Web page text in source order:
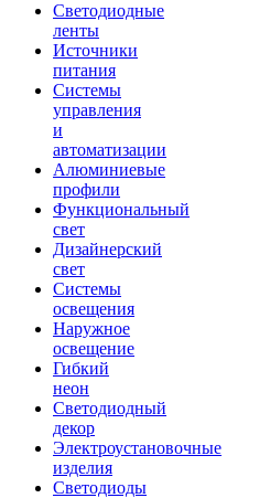
Светодиодные
ленты
Источники
питания
Системы
управления
и
автоматизации
Алюминиевые
профили
Функциональный
свет
Дизайнерский
свет
Системы
освещения
Наружное
освещение
Гибкий
неон
Светодиодный
декор
Электроустановочные
изделия
Светодиоды